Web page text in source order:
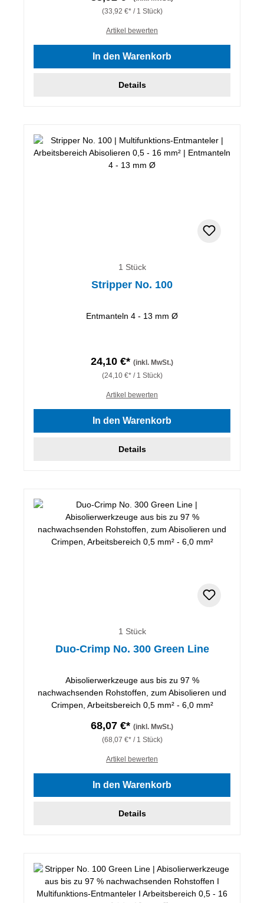
(33,92 €* / 1 Stück)
Artikel bewerten
In den Warenkorb
Details
1 Stück
Stripper No. 100
Entmanteln 4 - 13 mm Ø
24,10 €* (inkl. MwSt.)
(24,10 €* / 1 Stück)
Artikel bewerten
In den Warenkorb
Details
1 Stück
Duo-Crimp No. 300 Green Line
Abisolierwerkzeuge aus bis zu 97 %
nachwachsenden Rohstoffen, zum Abisolieren und
Crimpen, Arbeitsbereich 0,5 mm² - 6,0 mm²
68,07 €* (inkl. MwSt.)
(68,07 €* / 1 Stück)
Artikel bewerten
In den Warenkorb
Details